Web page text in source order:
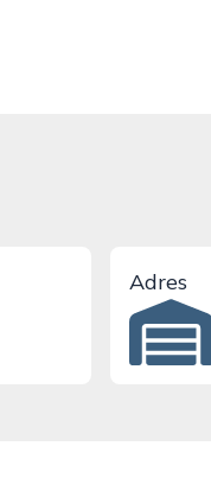
Adres